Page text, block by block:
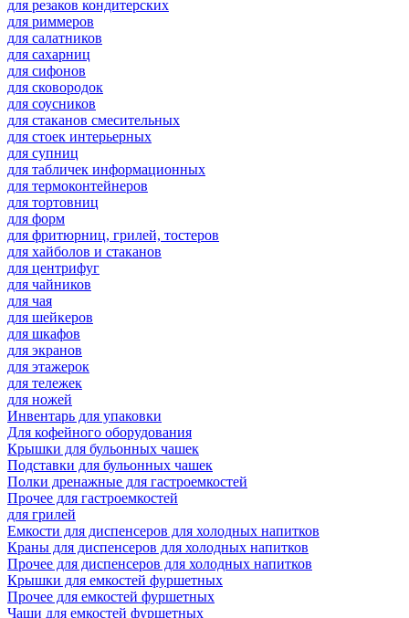
для резаков кондитерских
для риммеров
для салатников
для сахарниц
для сифонов
для сковородок
для соусников
для стаканов смесительных
для стоек интерьерных
для супниц
для табличек информационных
для термоконтейнеров
для тортовниц
для форм
для фритюрниц, грилей, тостеров
для хайболов и стаканов
для центрифуг
для чайников
для чая
для шейкеров
для шкафов
для экранов
для этажерок
для тележек
для ножей
Инвентарь для упаковки
Для кофейного оборудования
Крышки для бульонных чашек
Подставки для бульонных чашек
Полки дренажные для гастроемкостей
Прочее для гастроемкостей
для грилей
Емкости для диспенсеров для холодных напитков
Краны для диспенсеров для холодных напитков
Прочее для диспенсеров для холодных напитков
Крышки для емкостей фуршетных
Прочее для емкостей фуршетных
Чаши для емкостей фуршетных